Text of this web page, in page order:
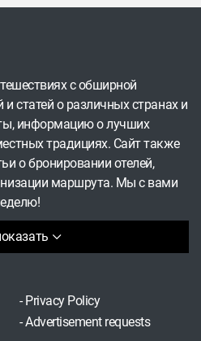
с обширной
и статей о различных странах и
информацию о лучших
традициях. Сайт также
о бронировании отелей,
маршрута. Мы с вами
- Privacy Policy
-Advertisement requests